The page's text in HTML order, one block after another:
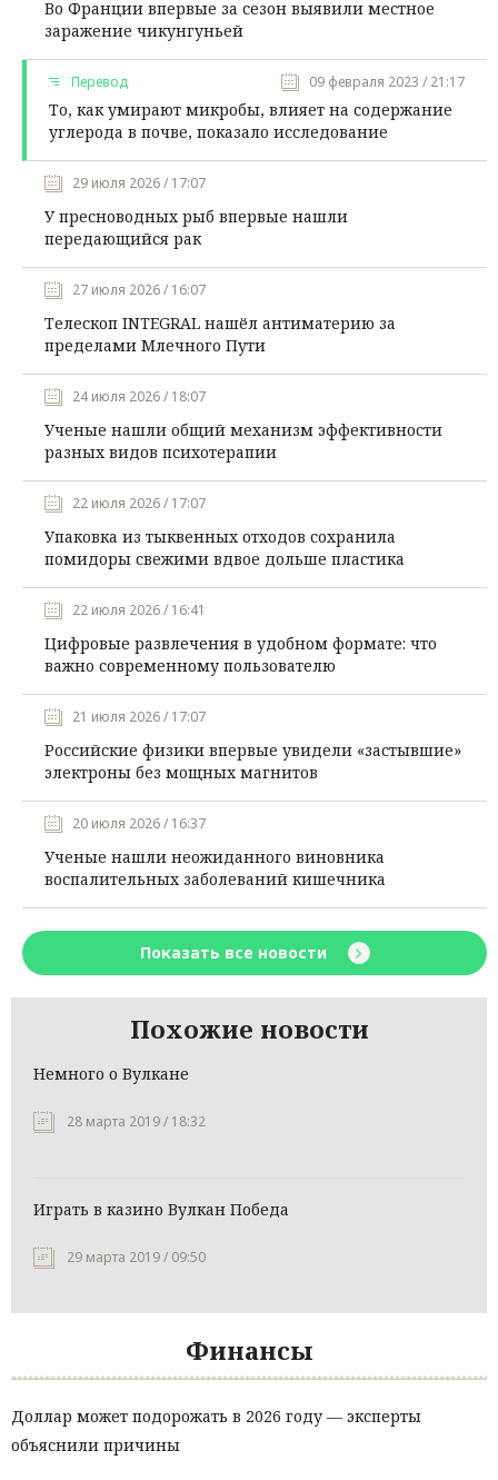
Во Франции впервые за сезон выявили местное
заражение чикунгуньей
Перевод 09 февраля 2023 / 21:17
То, как умирают микробы, влияет на содержание
углерода в почве, показало исследование
29 июля 2026 / 17:07
У пресноводных рыб впервые нашли
передающийся рак
27 июля 2026 / 16:07
Телескоп INTEGRAL нашёл антиматерию за
пределами Млечного Пути
24 июля 2026 / 18:07
Ученые нашли общий механизм эффективности
разных видов психотерапии
22 июля 2026 / 17:07
Упаковка из тыквенных отходов сохранила
помидоры свежими вдвое дольше пластика
22 июля 2026 / 16:41
Цифровые развлечения в удобном формате: что
важно современному пользователю
21 июля 2026 / 17:07
Российские физики впервые увидели «застывшие»
электроны без мощных магнитов
20 июля 2026 / 16:37
Ученые нашли неожиданного виновника
воспалительных заболеваний кишечника
Показать все новости
Похожие новости
Немного о Вулкане
28 марта 2019 / 18:32
Играть в казино Вулкан Победа
29 марта 2019 / 09:50
Финансы
Доллар может подорожать в 2026 году — эксперты
объяснили причины